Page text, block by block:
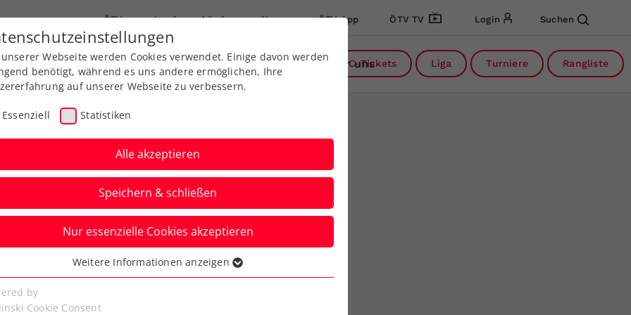
ÖTV Landesverbände News ÖTV App ÖTV TV Login Suchen
Leistungssport Ausbildung Services Über uns
DC-Tickets Liga Turniere Rangliste
presented by
auf die Saison
Webseite werden Cookies verwendet. Einige davon werden
benötigt, während es uns andere ermöglichen, Ihre
auf unserer Webseite zu verbessern.
Essenziell Statistiken
Alle akzeptieren
Speichern & schließen
Nur essenzielle Cookies akzeptieren
Cookies werden für grundlegende Funktionen der
benötigt. Dadurch ist gewährleistet, dass die Webseite
Weitere Informationen anzeigen
by
Cookie Consent